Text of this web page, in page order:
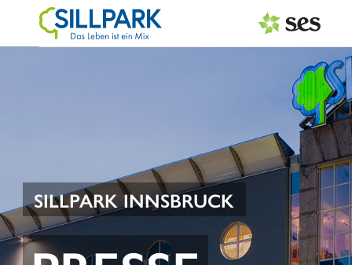
SILLPARK INNSBRUCK
MEDIAGALERIE
PRESSEKONTAKT